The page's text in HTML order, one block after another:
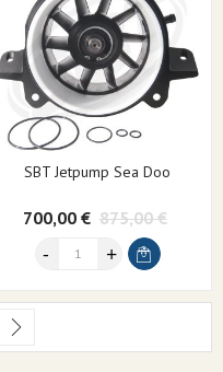
SBT Jetpump Sea Doo
700,00 € 875,00 €
reading page